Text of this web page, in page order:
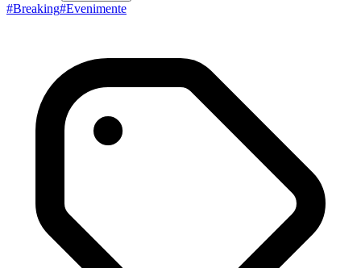
#Breaking#Evenimente